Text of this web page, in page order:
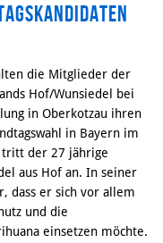
die Mitglieder der
Hof/Wunsiedel bei
in Oberkotzau ihren
in Bayern im
der 27 jährige
aus Hof an. In seiner
dass er sich vor allem
und die
einsetzen möchte.